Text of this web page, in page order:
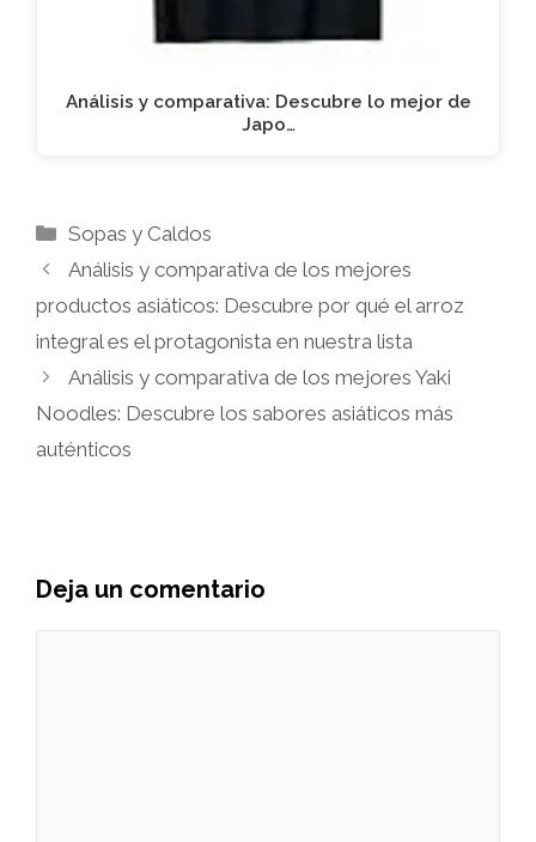
Análisis y comparativa: Descubre lo mejor de
Japo…
Categorías
Sopas y Caldos
Análisis y comparativa de los mejores
productos asiáticos: Descubre por qué el arroz
integral es el protagonista en nuestra lista
Análisis y comparativa de los mejores Yaki
Noodles: Descubre los sabores asiáticos más
auténticos
Deja un comentario